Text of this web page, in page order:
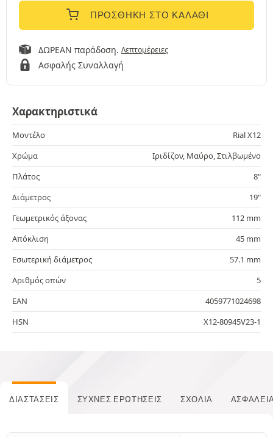
ΠΡΟΣΘΉΚΗ ΣΤΟ ΚΑΛΆΘΙ
ΔΩΡΕΑΝ παράδοση. Λεπτομέρειες
Ασφαλής Συναλλαγή
Χαρακτηριστικά
Μοντέλο
Rial X12
Χρώμα
Ιριδίζον, Μαύρο, Στιλβωμένο
Πλάτος
8"
Διάμετρος
19"
Γεωμετρικός άξονας
112 mm
Απόκλιση
45 mm
Εσωτερική διάμετρος
57.1 mm
Αριθμός οπών
5
EAN
4059771024698
HSN
X12-80945V23-1
ΔΙΑΣΤΆΣΕΙΣ ΣΥΧΝΈΣ ΕΡΩΤΉΣΕΙΣ ΣΧΌΛΙΑ